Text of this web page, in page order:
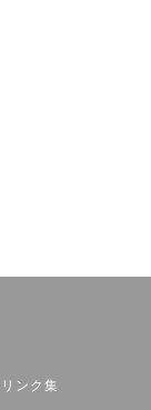
ンク集